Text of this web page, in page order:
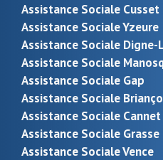
Assistance Sociale Cusset
Assistance Sociale Yzeure
Assistance Sociale Digne-
Assistance Sociale
Assistance Sociale Gap
Assistance Sociale
Assistance Sociale Cannet
Assistance Sociale Grasse
Assistance Sociale Vence